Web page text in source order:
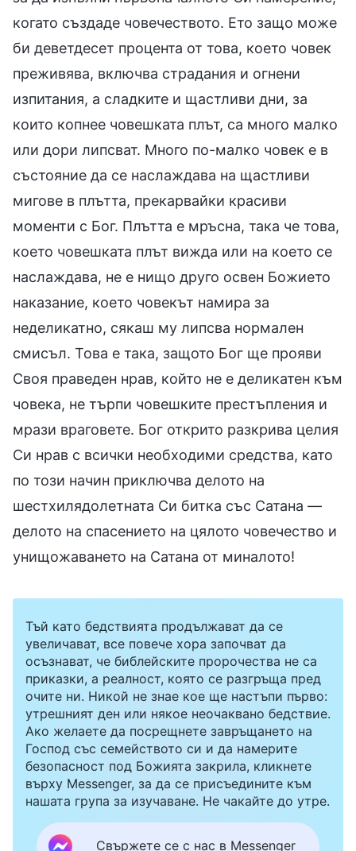
когато създаде човечеството. Ето защо може
би деветдесет процента от това, което човек
преживява, включва страдания и огнени
изпитания, а сладките и щастливи дни, за
които копнее човешката плът, са много малко
или дори липсват. Много по-малко човек е в
състояние да се наслаждава на щастливи
мигове в плътта, прекарвайки красиви
моменти с Бог. Плътта е мръсна, така че това,
което човешката плът вижда или на което се
наслаждава, не е нищо друго освен Божието
наказание, което човекът намира за
неделикатно, сякаш му липсва нормален
смисъл. Това е така, защото Бог ще прояви
Своя праведен нрав, който не е деликатен към
човека, не търпи човешките престъпления и
мрази враговете. Бог открито разкрива целия
Си нрав с всички необходими средства, като
по този начин приключва делото на
шестхилядолетната Си битка със Сатана —
делото на спасението на цялото човечество и
унищожаването на Сатана от миналото!
Тъй като бедствията продължават да се
увеличават, все повече хора започват да
осъзнават, че библейските пророчества не са
приказки, а реалност, която се разгръща пред
очите ни. Никой не знае кое ще настъпи първо:
утрешният ден или някое неочаквано бедствие.
Ако желаете да посрещнете завръщането на
Господ със семейството си и да намерите
безопасност под Божията закрила, кликнете
върху Messenger, за да се присъедините към
нашата група за изучаване. Не чакайте до утре.
Свържете се с нас в Messenger